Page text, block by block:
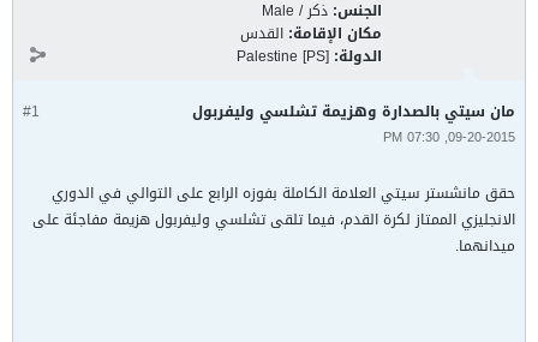
الجنس: ذكر / Male
مكان الإقامة: القدس
الدولة: Palestine [PS]
#1 مان سيتي بالصدارة وهزيمة تشلسي وليفربول
09-20-2015, 07:30 PM
حقق مانشستر سيتي العلامة الكاملة بفوزه الرابع على التوالي في الدوري
الانجليزي الممتاز لكرة القدم، فيما تلقى تشلسي وليفربول هزيمة مفاجئة على
ميدانهما.